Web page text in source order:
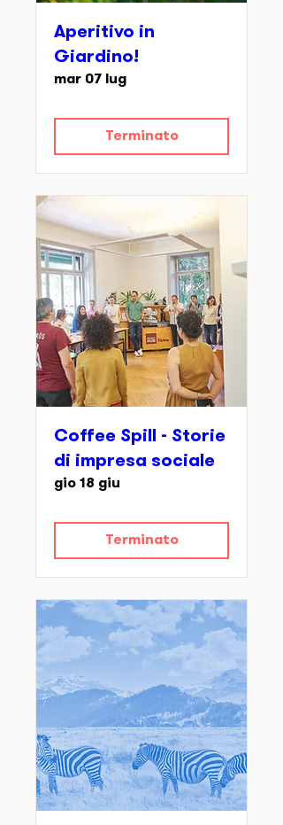
Aperitivo in
Giardino!
mar 07 lug
Terminato
Coffee Spill - Storie
di impresa sociale
gio 18 giu
Terminato